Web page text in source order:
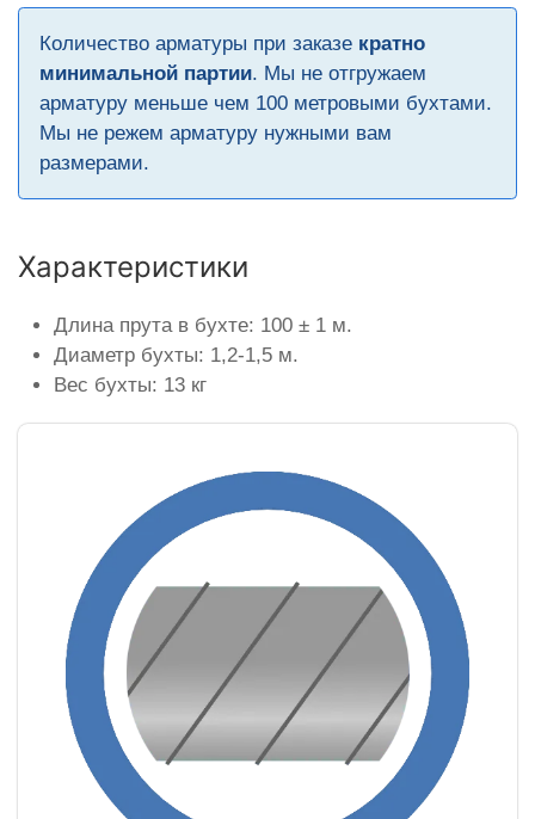
Количество арматуры при заказе кратно
минимальной партии. Мы не отгружаем
арматуру меньше чем 100 метровыми бухтами.
Мы не режем арматуру нужными вам
размерами.
Характеристики
Длина прута в бухте: 100 ± 1 м.
Диаметр бухты: 1,2-1,5 м.
Вес бухты: 13 кг